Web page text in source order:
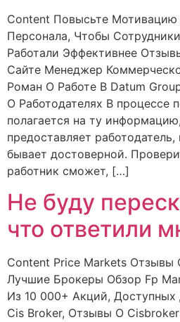
Content Повысьте Мотивацию
Персонала, Чтобы
Работали Эффективнее
Сайте Менеджер
Роман О Работе В Datum
О Работодателях В процессе
полагается на ту
предоставляет работодатель,
бывает достоверной.
работник сможет, […]
Не буду
что ответили
Content Price Markets Отзывы
Лучшие Брокеры Обзор Fp
Из 10 000+ Акций, Доступных
Cis Broker, Отзывы О